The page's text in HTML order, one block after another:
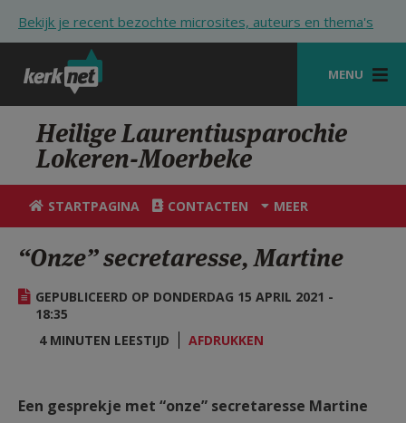
Bekijk je recent bezochte microsites, auteurs en thema's
MENU
STARTPAGINA
KERK
VIERINGEN
HULP
STARTPAGINA PORTAAL
Heilige Laurentiusparochie
Lokeren-Moerbeke
STARTPAGINA CONTACTEN MEER
“Onze” secretaresse, Martine
GEPUBLICEERD OP DONDERDAG 15 APRIL 2021 -
18:35
4 MINUTEN LEESTIJD
AFDRUKKEN
Een gesprekje met “onze” secretaresse Martine